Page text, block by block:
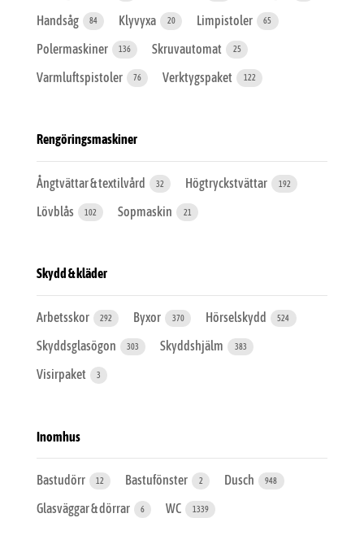
Handsåg 84 Klyvyxa 20 Limpistoler 65
Polermaskiner 136 Skruvautomat 25
Varmluftspistoler 76 Verktygspaket 122
Rengöringsmaskiner
Ångtvättar & textilvård 32 Högtryckstvättar 192
Lövblås 102 Sopmaskin 21
Skydd & kläder
Arbetsskor 292 Byxor 370 Hörselskydd 524
Skyddsglasögon 303 Skyddshjälm 383
Visirpaket 3
Inomhus
Bastudörr 12 Bastufönster 2 Dusch 948
Glasväggar & dörrar 6 WC 1339